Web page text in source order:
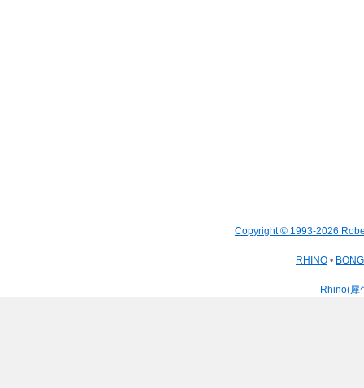
Copyright © 1993-2026
RHINO •
Rhino(犀